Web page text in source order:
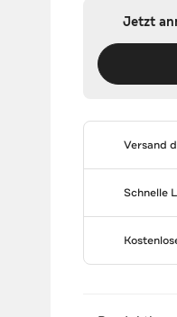
Jetzt
Versand
Schnelle